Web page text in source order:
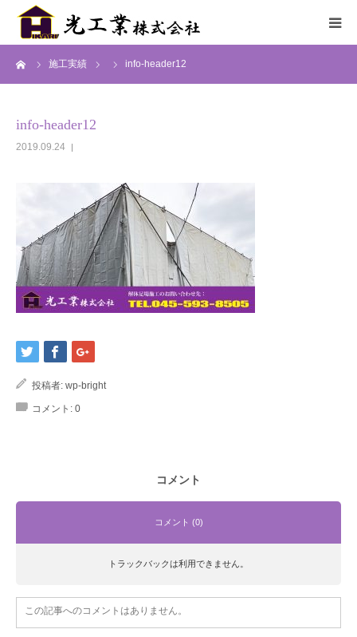
施工実績 info-header12
info-header12
2019.09.24
投稿者: wp-bright
コメント: 0
コメント
コメント (0)
トラックバックは利用できません。
この記事へのコメントはありません。
HOME
施工実績
採用情報
会社概要